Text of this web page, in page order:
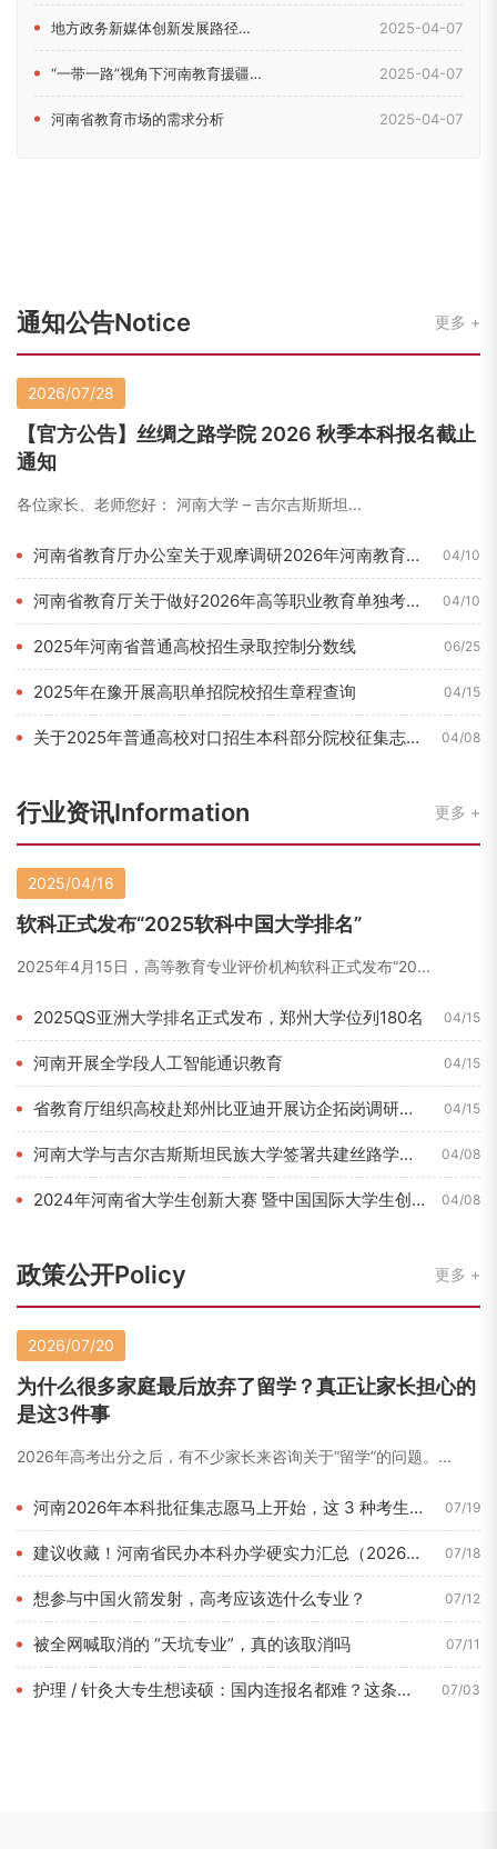
地方政务新媒体创新发展路径研究——以河南省教育厅新媒体为例 2025-04-07
“一带一路”视角下河南教育援疆问题研究 2025-04-07
河南省教育市场的需求分析 2025-04-07
通知公告Notice 更多
2026/07/28
【官方公告】丝绸之路学院 2026 秋季本科报名截止
通知
各位家长、老师您好： 河南大学 – 吉尔吉斯斯坦...
河南省教育厅办公室关于观摩调研2026年河南教育博览会的通知... 04/10
河南省教育厅关于做好2026年高等职业教育单独考试招生和技能... 04/10
2025年河南省普通高校招生录取控制分数线 06/25
2025年在豫开展高职单招院校招生章程查询 04/15
关于2025年普通高校对口招生本科部分院校征集志愿的通知 04/08
行业资讯Information 更多
2025/04/16
软科正式发布“2025软科中国大学排名”
2025年4月15日，高等教育专业评价机构软科正式发布“20...
2025QS亚洲大学排名正式发布，郑州大学位列180名 04/15
河南开展全学段人工智能通识教育 04/15
省教育厅组织高校赴郑州比亚迪开展访企拓岗调研活动 04/15
河南大学与吉尔吉斯斯坦民族大学签署共建丝路学院合作协议 04/08
2024年河南省大学生创新大赛 暨中国国际大学生创新大赛河南... 04/08
政策公开Policy 更多
2026/07/20
为什么很多家庭最后放弃了留学？真正让家长担心的
是这3件事
2026年高考出分之后，有不少家长来咨询关于“留学”的问题。...
河南2026年本科批征集志愿马上开始，这 3 种考生最容易捡... 07/19
建议收藏！河南省民办本科办学硬实力汇总（2026年7月最新数... 07/18
想参与中国火箭发射，高考应该选什么专业？ 07/12
被全网喊取消的 “天坑专业”，真的该取消吗 07/11
护理 / 针灸大专生想读硕：国内连报名都难？这条路 1 年即... 07/03